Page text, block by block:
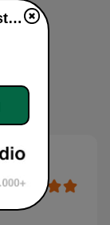
Vallenata Stereo live luisteren